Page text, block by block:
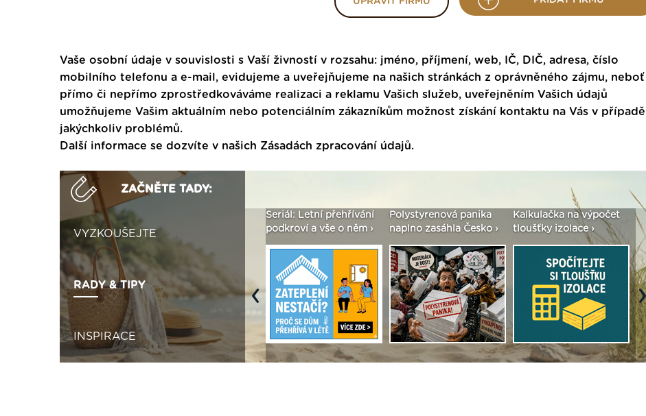
Vaše osobní údaje v souvislosti s Vaší živností v rozsahu: jméno, příjmení, web, IČ, DIČ, adresa, číslo
mobilního telefonu a e-mail, evidujeme a uveřejňujeme na našich stránkách z oprávněného zájmu, neboť
přímo či nepřímo zprostředkováváme realizaci a reklamu Vašich služeb, uveřejněním Vašich údajů
umožňujeme Vašim aktuálním nebo potenciálním zákazníkům možnost získání kontaktu na Vás v případě
jakýchkoliv problémů.
Další informace se dozvíte v našich Zásadách zpracování údajů.
ZAČNĚTE TADY:
VYZKOUŠEJTE
RADY & TIPY
INSPIRACE
Vytvořte si vizualizaci
seženeme! ›
Seriál: Letní přehřívání
podkroví a vše o něm ›
Polystyrenová panika
naplno zasáhla Česko ›
Kalkulačka na výpočet
tloušťky izolace ›
Previous